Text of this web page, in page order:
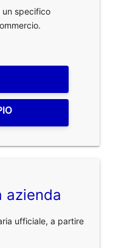
un specifico
azienda
ufficiale, a partire